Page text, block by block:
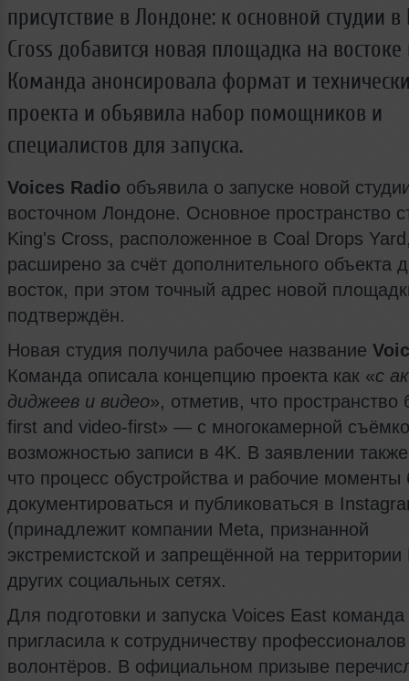
присутствие в Лондоне: к основной студии
Cross добавится новая площадка на востоке
Команда анонсировала формат и
проекта и объявила набор помощников и
специалистов для запуска.
Voices Radio объявила о запуске новой
восточном Лондоне. Основное пространство
King's Cross, расположенное в Coal Drops
расширено за счёт дополнительного объекта
восток, при этом точный адрес новой
подтверждён.
Новая студия получила рабочее название
Команда описала концепцию проекта как «с
диджеев и видео», отметив, что пространство
first and video-first» — с многокамерной
возможностью записи в 4K. В заявлении
что процесс обустройства и рабочие моменты
документироваться и публиковаться в
(принадлежит компании Meta, признанной
экстремистской и запрещённой на
других социальных сетях.
Для подготовки и запуска Voices East команда
пригласила к сотрудничеству
волонтёров. В официальном призыве